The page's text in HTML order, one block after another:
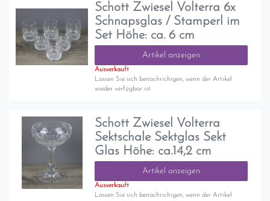
Schott Zwiesel Volterra 6x
Schnapsglas / Stamperl im
Set Höhe: ca. 6 cm
Artikel anzeigen
Ausverkauft
Lassen Sie sich benachrichigen, wenn der Artikel
wieder verfügbar ist.
Schott Zwiesel Volterra
Sektschale Sektglas Sekt
Glas Höhe: ca.14,2 cm
Artikel anzeigen
Ausverkauft
Lassen Sie sich benachrichigen, wenn der Artikel